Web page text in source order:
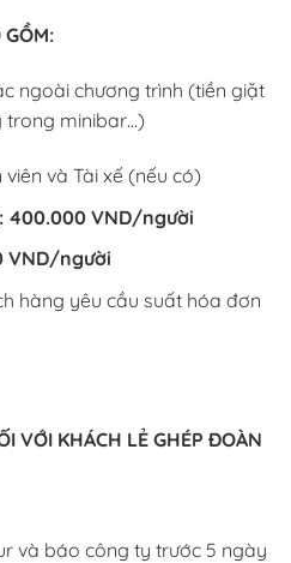
GỒM:
ngoài chương trình (tiền giặt
trong minibar…)
và Tài xế (nếu có)
400.000 VND/người
VND/người
hàng yêu cầu suất hóa đơn
VỚI KHÁCH LẺ GHÉP ĐOÀN
và báo công ty trước 5 ngày